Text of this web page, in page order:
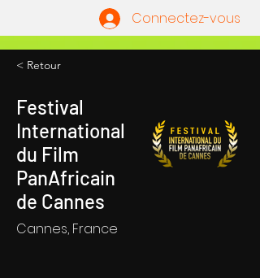
Connectez-vous
< Retour
Festival
International
du Film
PanAfricain
de Cannes
Cannes, France